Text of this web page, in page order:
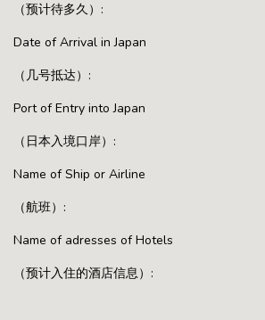
（预计待多久）:
Date of Arrival in Japan
（几号抵达）:
Port of Entry into Japan
（日本入境口岸）:
Name of Ship or Airline
（航班）:
Name of adresses of Hotels
（预计入住的酒店信息）: